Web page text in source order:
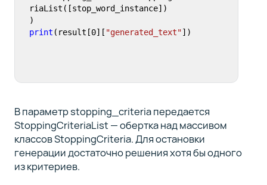
riaList([stop_word_instance])
print (result[0][ "generated_text"])
В параметр stopping_criteria передается
StoppingCriteriaList — обертка над массивом
классов StoppingCriteria. Для остановки
генерации достаточно решения хотя бы одного
из критериев.